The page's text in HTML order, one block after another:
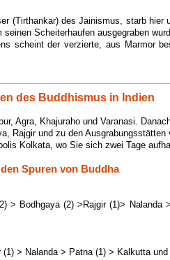
(Tirthankar) des Jainismus, starb hier
Scheiterhaufen ausgegraben
scheint der verzierte, aus Marmor
des Buddhismus in Indien
Agra, Khajuraho und Varanasi.
Rajgir und zu den
Kolkata, wo Sie sich zwei Tage
Spuren von Buddha
> Bodhgaya (2) >Rajgir (1)> Nalanda
> Nalanda > Patna (1) > Kalkutta und